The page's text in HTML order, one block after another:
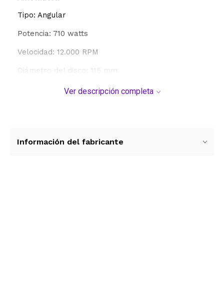
Tipo: Angular
Potencia: 710 watts
Velocidad: 12.000 RPM
Diámetro del disco: 115 mm
Ver descripción completa
Información del fabricante